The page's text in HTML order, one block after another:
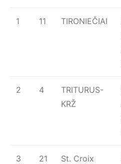
1 11 TIRONIEČIAI
2 4
TRITURUS-
KRŽ
3 21 St. Croix